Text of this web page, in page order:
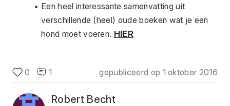
Een heel interessante samenvatting uit
verschillende (heel) oude boeken wat je een
hond moet voeren. HIER
0 1 gepubliceerd op 1 oktober 2016
Robert Becht